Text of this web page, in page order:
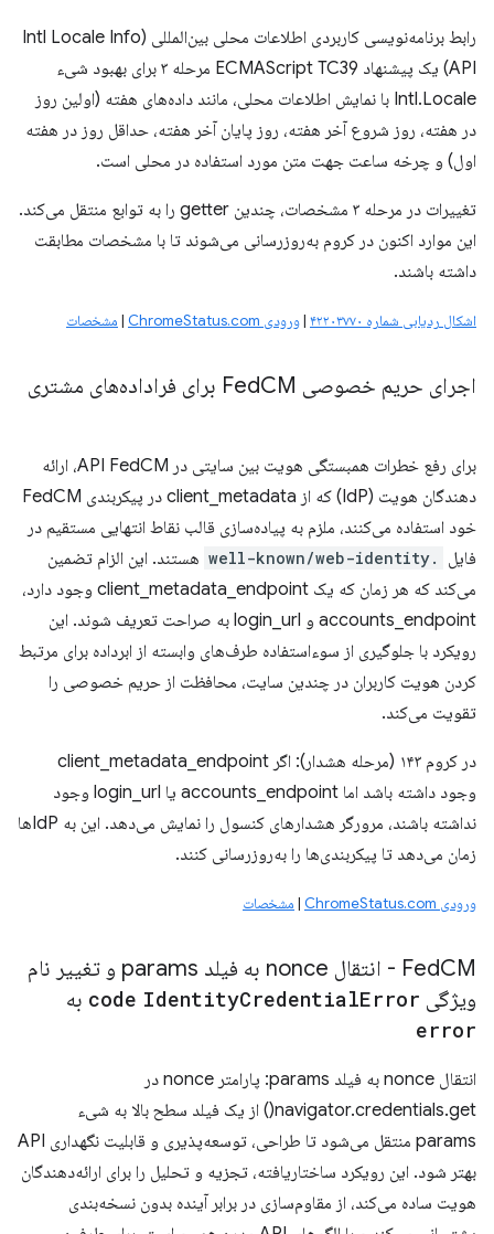
رابط برنامه‌نویسی کاربردی اطلاعات محلی بین‌المللی (Intl Locale Info
API) یک پیشنهاد ECMAScript TC39 مرحله ۳ برای بهبود شیء
Intl.Locale با نمایش اطلاعات محلی، مانند داده‌های هفته (اولین روز
در هفته، روز شروع آخر هفته، روز پایان آخر هفته، حداقل روز در هفته
اول) و چرخه ساعت جهت متن مورد استفاده در محلی است.
تغییرات در مرحله ۳ مشخصات، چندین getter را به توابع منتقل می‌کند.
این موارد اکنون در کروم به‌روزرسانی می‌شوند تا با مشخصات مطابقت
داشته باشند.
اشکال ردیابی شماره ۴۲۲۰۳۷۷۰ |ورودی ChromeStatus.com | مشخصات
اجرای حریم خصوصی Fed CM برای فراداده‌های مشتری
برای رفع خطرات همبستگی هویت بین سایتی در API FedCM، ارائه
دهندگان هویت (IdP) که از client_metadata در پیکربندی FedCM
خود استفاده می‌کنند، ملزم به پیاده‌سازی قالب نقاط انتهایی مستقیم در
فایل
.well-known/web-identity
هستند. این الزام تضمین
می‌کند که هر زمان که یک client_metadata_endpoint وجود دارد،
accounts_endpoint و login_url به صراحت تعریف شوند. این
رویکرد با جلوگیری از سوءاستفاده طرف‌های وابسته از ابرداده برای مرتبط
کردن هویت کاربران در چندین سایت، محافظت از حریم خصوصی را
تقویت می‌کند.
در کروم ۱۴۳ (مرحله هشدار): اگر client_metadata_endpoint
وجود داشته باشد اما accounts_endpoint یا login_url وجود
نداشته باشند، مرورگر هشدارهای کنسول را نمایش می‌دهد. این به IdPها
زمان می‌دهد تا پیکربندی‌ها را به‌روزرسانی کنند.
ورودی ChromeStatus.com | مشخصات
Fed
CM - انتقال nonce به فیلد params و تغییر نام
ویژگی
code IdentityCredentialError به
error
انتقال nonce به فیلد params: پارامتر nonce در
navigator.credentials.get() از یک فیلد سطح بالا به شیء
params منتقل می‌شود تا طراحی، توسعه‌پذیری و قابلیت نگهداری API
بهتر شود. این رویکرد ساختاریافته، تجزیه و تحلیل را برای ارائه‌دهندگان
هویت ساده می‌کند، از مقاوم‌سازی در برابر آینده بدون نسخه‌بندی